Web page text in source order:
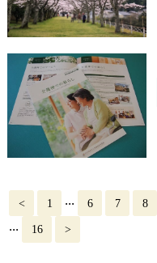
< 1 ... 6 7 8
... 16 >